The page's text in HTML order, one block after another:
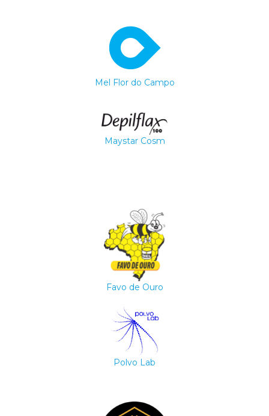
Mel Flor do Campo
Maystar Cosm
Favo de Ouro
Polvo Lab